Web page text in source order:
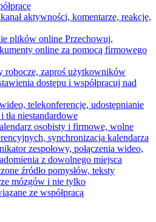
aktywności, komentarze, reakcje,
plików online Przechowuj,
online za pomocą firmowego
robocze, zaproś użytkowników
dostępu i współpracuj nad
telekonferencje, udostępnianie
niestandardowe
osobisty i firmowe, wolne
synchronizacja kalendarza
zespołowy, połączenia wideo,
z dowolnego miejsca
źródło pomysłów, teksty
mózgów i nie tylko
ze współpracą